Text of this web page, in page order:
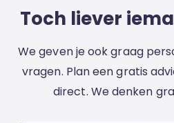
Toch liever
We geven je ook graag
vragen. Plan een gratis
direct. We denken